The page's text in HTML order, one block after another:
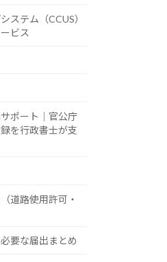
ステム（CCUS）
ビス
ポート｜官公庁
を行政書士が支
道路使用許可・
要な届出まとめ